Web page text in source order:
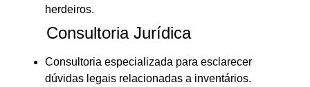
herdeiros.
Consultoria Jurídica
Consultoria especializada para esclarecer
dúvidas legais relacionadas a inventários.